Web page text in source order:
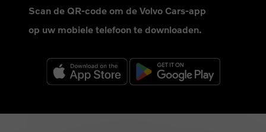
Scan de QR-code om de Volvo Cars-app
op uw mobiele telefoon te downloaden.
_ _